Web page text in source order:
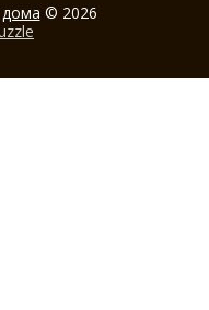
дома © 2026